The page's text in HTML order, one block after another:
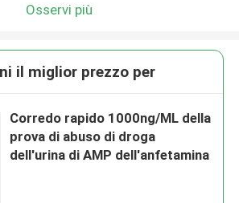
Osservi più
il miglior prezzo per
Corredo rapido 1000ng/ML della
prova di abuso di droga
dell'urina di AMP dell'anfetamina